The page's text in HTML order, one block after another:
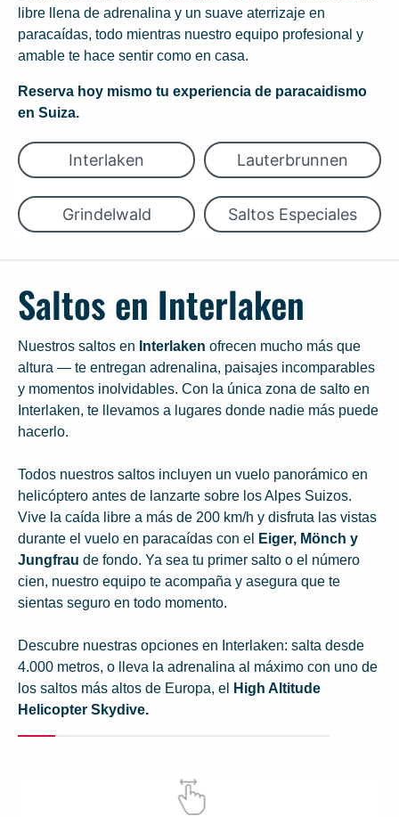
libre llena de adrenalina y un suave aterrizaje en
paracaídas, todo mientras nuestro equipo profesional y
amable te hace sentir como en casa.
Reserva hoy mismo tu experiencia de paracaidismo
en Suiza.
Interlaken Lauterbrunnen
Grindelwald Saltos Especiales
Saltos en Interlaken
Nuestros saltos en Interlaken ofrecen mucho más que
altura — te entregan adrenalina, paisajes incomparables
y momentos inolvidables. Con la única zona de salto en
Interlaken, te llevamos a lugares donde nadie más puede
hacerlo.
Todos nuestros saltos incluyen un vuelo panorámico en
helicóptero antes de lanzarte sobre los Alpes Suizos.
Vive la caída libre a más de 200 km/h y disfruta las vistas
durante el vuelo en paracaídas con el
Eiger, Mönch y
Jungfrau de fondo. Ya sea tu primer salto o el número
cien, nuestro equipo te acompaña y asegura que te
sientas seguro en todo momento.
Descubre nuestras opciones en Interlaken: salta desde
4.000 metros, o lleva la adrenalina al máximo con uno de
los saltos más altos de Europa, el
High Altitude
Helicopter Skydive.